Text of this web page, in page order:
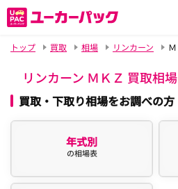
トップ
買取 相場 リンカーン
リンカーン ＭＫＺ 買取相
買取・下取り相場をお調べの方
年式別
の相場表